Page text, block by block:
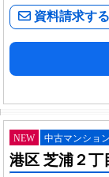
資料請求する
NEW 中古マンション
港区 芝浦２丁